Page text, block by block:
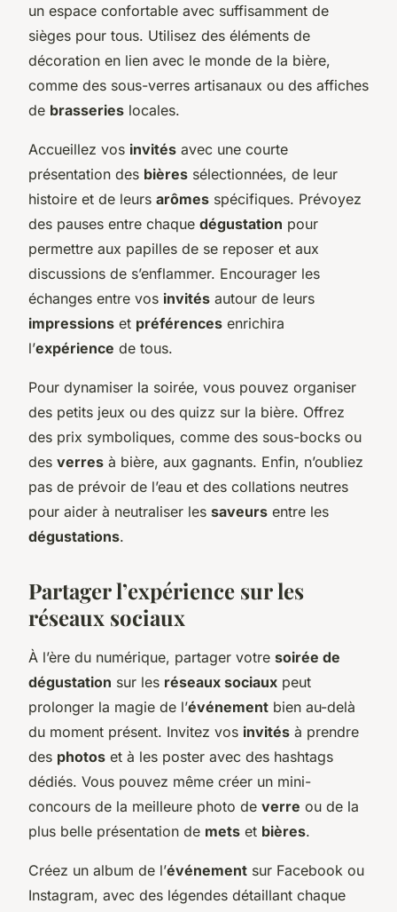
un espace confortable avec suffisamment de
sièges pour tous. Utilisez des éléments de
décoration en lien avec le monde de la bière,
comme des sous-verres artisanaux ou des affiches
de brasseries locales.
Accueillez vos invités avec une courte
présentation des bières sélectionnées, de leur
histoire et de leurs arômes spécifiques. Prévoyez
des pauses entre chaque dégustation pour
permettre aux papilles de se reposer et aux
discussions de s’enflammer. Encourager les
échanges entre vos invités autour de leurs
impressions et préférences enrichira
l’expérience de tous.
Pour dynamiser la soirée, vous pouvez organiser
des petits jeux ou des quizz sur la bière. Offrez
des prix symboliques, comme des sous-bocks ou
des verres à bière, aux gagnants. Enfin, n’oubliez
pas de prévoir de l’eau et des collations neutres
pour aider à neutraliser les saveurs entre les
dégustations.
Partager l’expérience sur les
réseaux sociaux
À l’ère du numérique, partager votre soirée de
dégustation sur les réseaux sociaux peut
prolonger la magie de l’événement bien au-delà
du moment présent. Invitez vos invités à prendre
des photos et à les poster avec des hashtags
dédiés. Vous pouvez même créer un mini-
concours de la meilleure photo de verre ou de la
plus belle présentation de mets et bières.
Créez un album de l’événement sur Facebook ou
Instagram, avec des légendes détaillant chaque